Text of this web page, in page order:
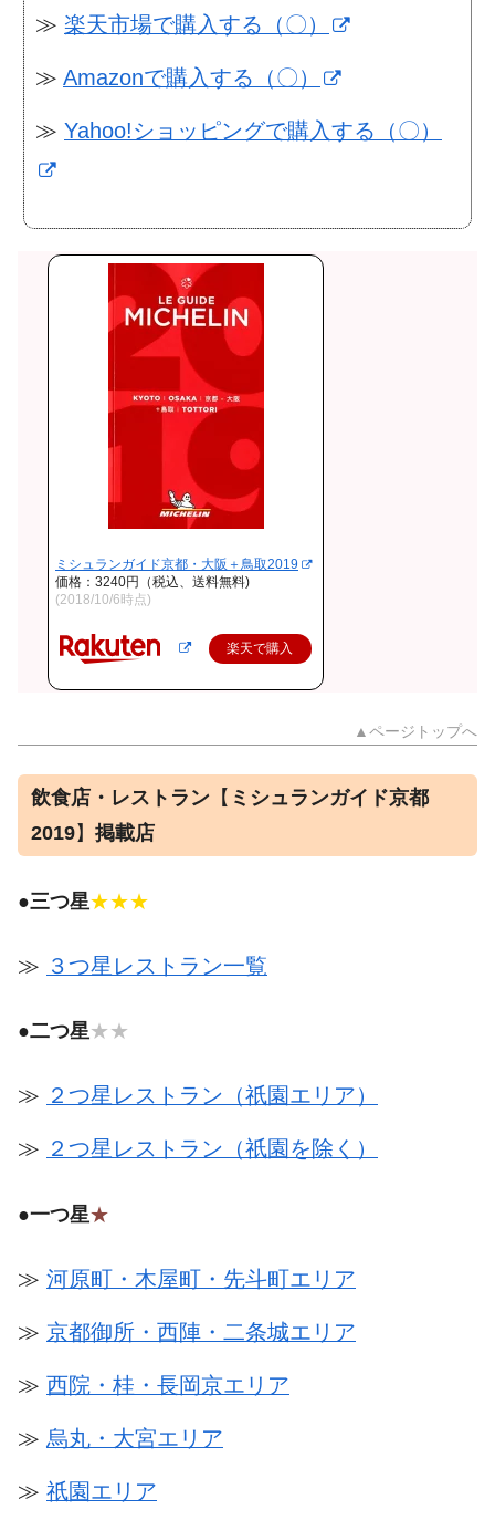
≫ 楽天市場で購入する（〇）
≫ Amazonで購入する（〇）
≫ Yahoo!ショッピングで購入する（〇）
ミシュランガイド京都・大阪＋鳥取2019
価格：3240円（税込、送料無料)
(2018/10/6時点)
楽天で購入
▲ページトップへ
飲食店・レストラン 【 ミシュランガイド京都
2019】 掲載店
●三つ星★★★
≫ ３つ星レストラン一覧
●二つ星★★
≫ ２つ星レストラン（祇園エリア）
≫ ２つ星レストラン（祇園を除く）
●一つ星★
≫ 河原町・木屋町・先斗町エリア
≫ 京都御所・西陣・二条城エリア
≫ 西院・桂・長岡京エリア
≫ 烏丸・大宮エリア
≫ 祇園エリア